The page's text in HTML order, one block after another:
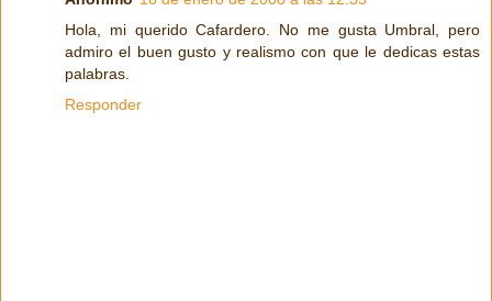
Hola, mi querido Cafardero. No me gusta Umbral, pero
admiro el buen gusto y realismo con que le dedicas estas
palabras.
Responder